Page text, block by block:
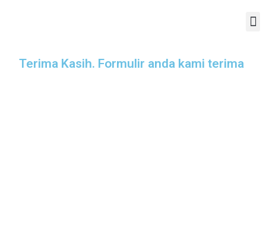
Terima Kasih. Formulir anda kami terima